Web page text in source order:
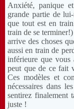
Anxiété, panique
grande partie de
que tout est en
train de se
arrive des choses
aussi en train de
inférieure que
peut que de ce fait
Ces modèles et
nécessaires dans
sentirez finalement
juste !